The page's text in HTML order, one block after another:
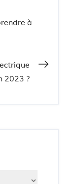
à
2023 ?